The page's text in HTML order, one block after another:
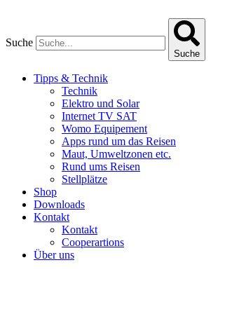
springen
Suche
Suche
Tipps & Technik
Technik
Elektro und Solar
Internet TV SAT
Womo Equipement
Apps rund um das Reisen
Maut, Umweltzonen etc.
Rund ums Reisen
Stellplätze
Shop
Downloads
Kontakt
Kontakt
Cooperartions
Über uns